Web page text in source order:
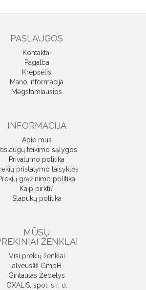
PASLAUGOS
Kontaktai
Pagalba
Krepšelis
Mano informacija
Mėgstamiausios
INFORMACIJA
Apie mus
teikimo sąlygos
Privatumo politika
pristatymo taisyklės
grąžinimo politika
Kaip pirkti?
Slapukų politika
MŪSŲ
ŽENKLAI
Visi prekių ženklai
alveus® GmbH
Gintautas Žebelys
OXALIS, spol. s r. o.